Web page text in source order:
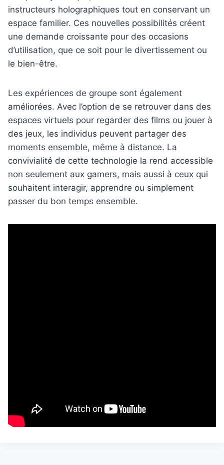
instructeurs holographiques tout en conservant un
espace familier. Ces nouvelles possibilités créent
une demande croissante pour des occasions
d’utilisation, que ce soit pour le divertissement ou
le bien-être.
Les expériences de groupe sont également
améliorées. Avec l’option de se retrouver dans des
espaces virtuels pour regarder des films ou jouer à
des jeux, les individus peuvent partager des
moments ensemble, même à distance. La
convivialité de cette technologie la rend accessible
non seulement aux gamers, mais aussi à ceux qui
souhaitent interagir, apprendre ou simplement
passer du bon temps ensemble.